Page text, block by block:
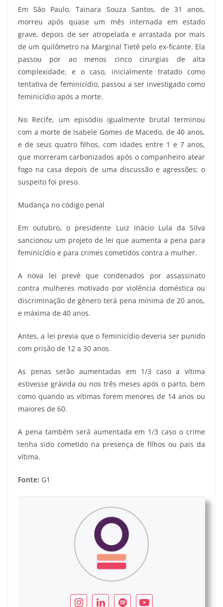
Em São Paulo, Tainara Souza Santos, de 31 anos,
morreu após quase um mês internada em estado
grave, depois de ser atropelada e arrastada por mais
de um quilômetro na Marginal Tietê pelo ex-ficante. Ela
passou por ao menos cinco cirurgias de alta
complexidade, e o caso, inicialmente tratado como
tentativa de feminicídio, passou a ser investigado como
feminicídio após a morte.
No Recife, um episódio igualmente brutal terminou
com a morte de Isabele Gomes de Macedo, de 40 anos,
e de seus quatro filhos, com idades entre 1 e 7 anos,
que morreram carbonizados após o companheiro atear
fogo na casa depois de uma discussão e agressões; o
suspeito foi preso.
Mudança no código penal
Em outubro, o presidente Luiz Inácio Lula da Silva
sancionou um projeto de lei que aumenta a pena para
feminicídio e para crimes cometidos contra a mulher.
A nova lei prevê que condenados por assassinato
contra mulheres motivado por violência doméstica ou
discriminação de gênero terá pena mínima de 20 anos,
e máxima de 40 anos.
Antes, a lei previa que o feminicídio deveria ser punido
com prisão de 12 a 30 anos.
As penas serão aumentadas em 1/3 caso a vítima
estivesse grávida ou nos três meses após o parto, bem
como quando as vítimas forem menores de 14 anos ou
maiores de 60.
A pena também será aumentada em 1/3 caso o crime
tenha sido cometido na presença de filhos ou pais da
vítima.
Fonte: G1